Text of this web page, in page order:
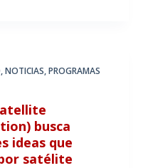
,NOTICIAS,PROGRAMAS
busca
ideas que
satélite